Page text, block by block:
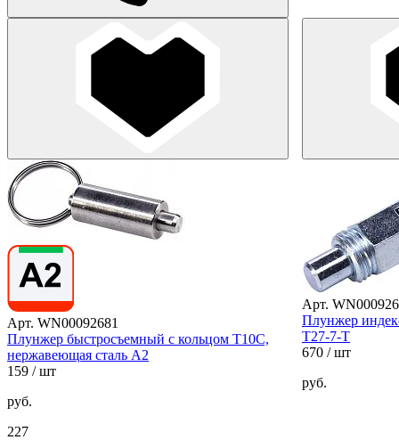
Арт. WN00092681
Плунжер быстросъемный с кольцом T10C,
нержавеющая сталь А2
159 / шт
руб.
227
Арт.
Плунжер
T27-7-T
670 / шт
руб.